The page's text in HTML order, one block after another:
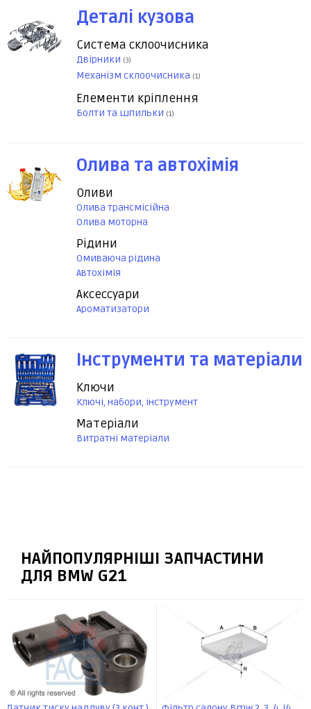
Деталі кузова
Система склоочисника
Двірники (3)
Механізм склоочисника (1)
Елементи кріплення
Болти та шпильки (1)
Олива та автохімія
Оливи
Олива трансмісійна
Олива моторна
Рідини
Омиваюча рідина
Автохімія
Аксессуари
Ароматизатори
Інструменти та матеріали
Ключи
Ключі, набори, інструмент
Матеріали
Витратні матеріали
НАЙПОПУЛЯРНІШІ ЗАПЧАСТИНИ
ДЛЯ BMW G21